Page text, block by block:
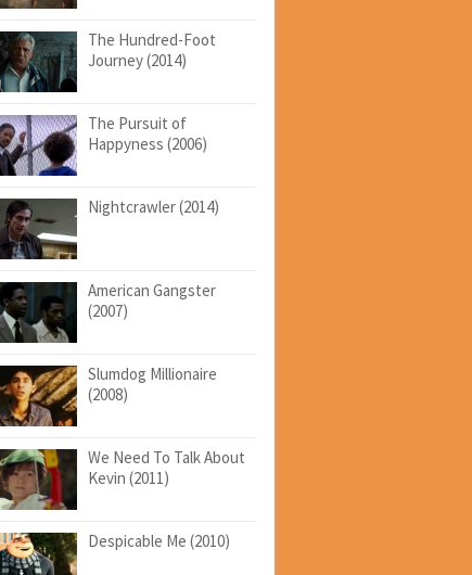
The Hundred-Foot
Journey (2014)
The Pursuit of
Happyness (2006)
Nightcrawler (2014)
American Gangster
(2007)
Slumdog Millionaire
(2008)
We Need To Talk About
Kevin (2011)
Despicable Me (2010)